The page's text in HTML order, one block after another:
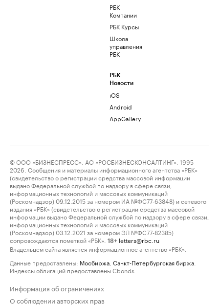
РБК
Компании
РБК Курсы
Школа
управления
РБК
РБК
Новости
iOS
Android
AppGallery
© ООО «БИЗНЕСПРЕСС», АО «РОСБИЗНЕСКОНСАЛТИНГ», 1995–
2026. Сообщения и материалы информационного агентства «РБК»
(свидетельство о регистрации средства массовой информации
выдано Федеральной службой по надзору в сфере связи,
информационных технологий и массовых коммуникаций
(Роскомнадзор) 09.12.2015 за номером ИА №ФС77-63848) и сетевого
издания «РБК» (свидетельство о регистрации средства массовой
информации выдано Федеральной службой по надзору в сфере связи,
информационных технологий и массовых коммуникаций
(Роскомнадзор) 03.12.2021 за номером ЭЛ №ФС77-82385)
сопровождаются пометкой «РБК».
18+ letters@rbc.ru
Владельцем сайта является информационное агентство «РБК».
Данные предоставлены: Мосбиржа Санкт-Петербургская биржа
Индексы облигаций предоставлены Cbonds.
Информация об ограничениях
О соблюдении авторских прав